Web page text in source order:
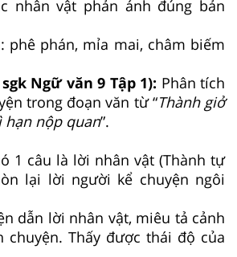
nhân vật phản ánh đúng bản
phê phán, mỉa mai, châm biếm
Ngữ văn 9 Tập 1): Phân tích
trong đoạn văn từ “Thành giở
hạn nộp quan”.
1 câu là lời nhân vật (Thành tự
lại lời người kể chuyện ngôi
dẫn lời nhân vật, miêu tả cảnh
chuyện. Thấy được thái độ của